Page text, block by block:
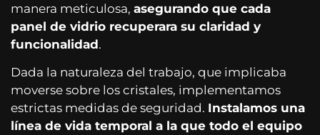
manera meticulosa, asegurando que cada
panel de vidrio recuperara su claridad y
funcionalidad.
Dada la naturaleza del trabajo, que implicaba
moverse sobre los cristales, implementamos
estrictas medidas de seguridad. Instalamos una
línea de vida temporal a la que todo el equipo